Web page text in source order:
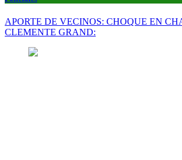
APORTE DE VECINOS: CHOQUE EN
CLEMENTE GRAND: